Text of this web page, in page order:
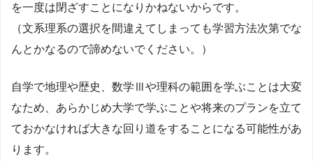
を一度は閉ざすことになりかねないからです。
（文系理系の選択を間違えてしまっても学習方法次第でな
んとかなるので諦めないでください。）
自学で地理や歴史、数学Ⅲや理科の範囲を学ぶことは大変
なため、あらかじめ大学で学ぶことや将来のプランを立て
ておかなければ大きな回り道をすることになる可能性があ
ります。